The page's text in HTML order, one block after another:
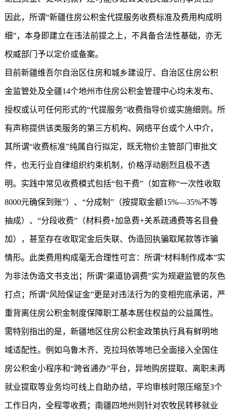
因此，所谓“新疆住房公积金代提服务收费标准及费用构成明
细”，本身即建立在违法前提之上，不具备合法性基础，亦无
权威部门予以定价或备案。
目前新疆维吾尔自治区住房和城乡建设厅、自治区住房公积
金监管处及全疆14个地州市住房公积金管理中心均未发布、
授权或认可任何形式的“代提服务”收费指导价或实施细则。所
有声称提供该类服务的第三方机构、网络平台或个人中介，
其所谓“收费标准”纯属自行拟定，既无物价主管部门审批文
件，也无行业自律组织约束机制，价格浮动剧烈且极不透
明。实践中常见收费模式包括“包干费”（如宣称“一次性收取
8000元确保到账”）、“分成制”（按提取金额15%—35%不等
抽成）、“分段收费”（材料费+加急费+关系疏通费等名目叠
加），甚至存在收取定金后失联、伪造回执骗取尾款等诈骗
情形。此类费用构成毫无合理性可言：所谓“材料制作成本”实
为非法伪造文书支出；所谓“渠道协调费”实为规避监管的灰色
打点；所谓“风险保证金”更是对违法行为的变相兜底承诺，严
重背离住房公积金制度保障职工基本居住权益的公益属性。
需特别指出的是，新疆地区住房公积金政策执行具有鲜明地
域适配性。例如乌鲁木齐、克拉玛依等地已全面接入全国住
房公积金小程序和“跨省通办”平台，异地购房提取、离职未再
就业提取等业务均可线上自助办结，平均审核时限压缩至3个
工作日内，全程零收费；南疆四地州则针对农牧民转移就业